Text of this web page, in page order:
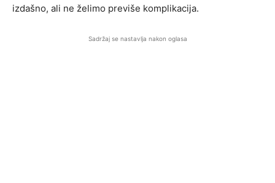
izdašno, ali ne želimo previše komplikacija.
Sadržaj se nastavlja nakon oglasa